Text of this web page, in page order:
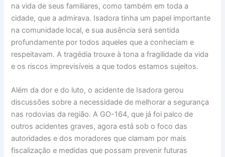
na vida de seus familiares, como também em toda a
cidade, que a admirava. Isadora tinha um papel importante
na comunidade local, e sua ausência será sentida
profundamente por todos aqueles que a conheciam e
respeitavam. A tragédia trouxe à tona a fragilidade da vida
e os riscos imprevisíveis a que todos estamos sujeitos.
Além da dor e do luto, o acidente de Isadora gerou
discussões sobre a necessidade de melhorar a segurança
nas rodovias da região. A GO-164, que já foi palco de
outros acidentes graves, agora está sob o foco das
autoridades e dos moradores que clamam por mais
fiscalização e medidas que possam prevenir futuras